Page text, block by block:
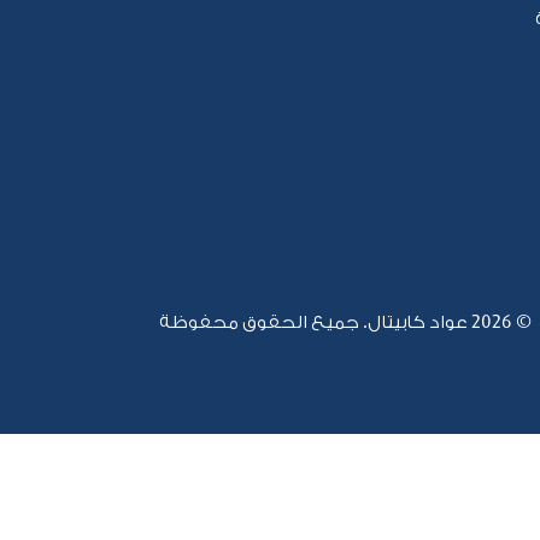
© 2026 عواد كابيتال. جميع الحقوق محفوظة